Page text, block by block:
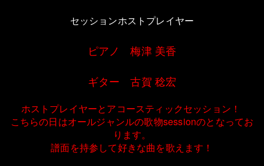
セッションホストプレイヤー
ピアノ 梅津 美香
ギター 古賀 稔宏
ホストプレイヤーとアコースティックセッション！
こちらの日はオールジャンルの歌物sessionのとなってお
ります。
譜面を持参して好きな曲を歌えます！